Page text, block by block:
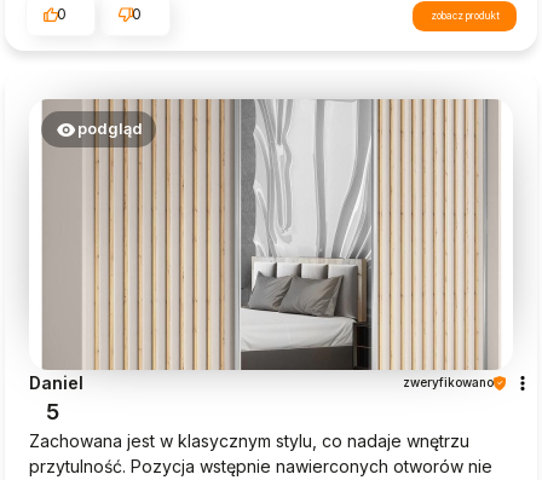
0 0 zobacz produkt
podgląd
Daniel zweryfikowano
5
Zachowana jest w klasycznym stylu, co nadaje wnętrzu
przytulność. Pozycja wstępnie nawierconych otworów nie